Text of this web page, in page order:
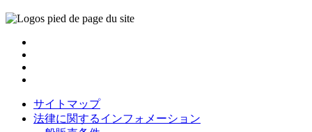
サイトマップ
法律に関するインフォメーション